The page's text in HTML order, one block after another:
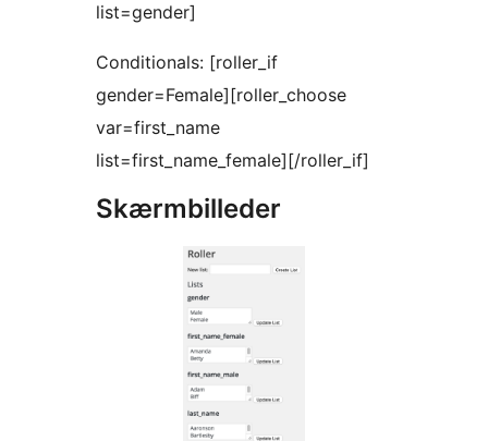
list=gender]
Conditionals: [roller_if
gender=Female][roller_choose
var=first_name
list=first_name_female][/roller_if]
Skærmbilleder